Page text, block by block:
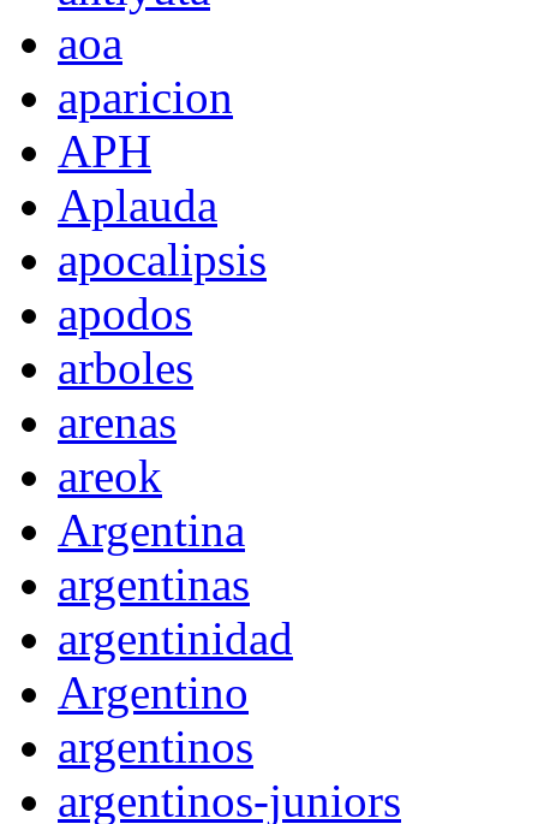
aoa
aparicion
APH
Aplauda
apocalipsis
apodos
arboles
arenas
areok
Argentina
argentinas
argentinidad
Argentino
argentinos
argentinos-juniors